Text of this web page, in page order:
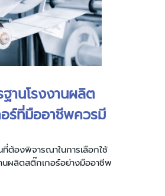
านโรงงานผลิต
ร์ที่มืออาชีพควรมี
ต้องพิจารณาในการเลือกใช้
นผลิตสติ๊กเกอร์อย่างมืออาชีพ